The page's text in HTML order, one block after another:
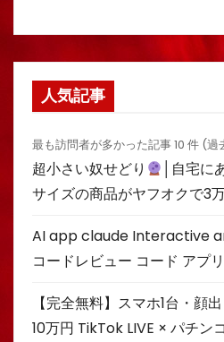
人気記事
最も訪問者が多かった記事 10 件 (過
超小さい奴せどり
│自宅
サイズの商品がヤフオクで3
AI app claude Interactive
コードレビュー コード アプリ
【完全無料】スマホ1台・顔
10万円 TikTok LIVE × パチン